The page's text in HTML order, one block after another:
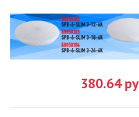
380.64